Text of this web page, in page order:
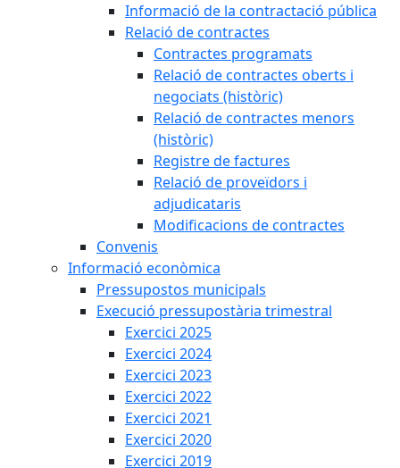
Informació de la contractació pública
Relació de contractes
Contractes programats
Relació de contractes oberts i
negociats (històric)
Relació de contractes menors
(històric)
Registre de factures
Relació de proveïdors i
adjudicataris
Modificacions de contractes
Convenis
Informació econòmica
Pressupostos municipals
Execució pressupostària trimestral
Exercici 2025
Exercici 2024
Exercici 2023
Exercici 2022
Exercici 2021
Exercici 2020
Exercici 2019